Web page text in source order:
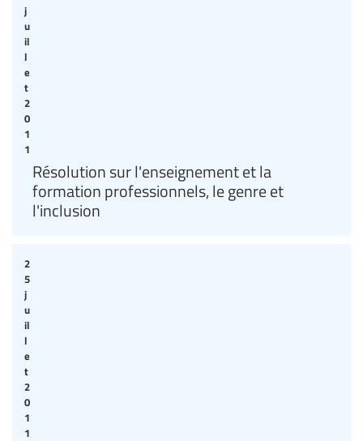
j
u
il
l
e
t
2
0
1
1
Résolution sur l'enseignement et la
formation professionnels, le genre et
l'inclusion
2
5
j
u
il
l
e
t
2
0
1
1